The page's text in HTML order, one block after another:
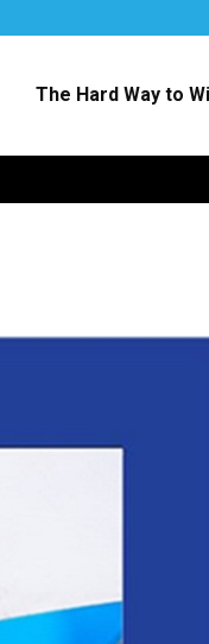
The Hard Way to